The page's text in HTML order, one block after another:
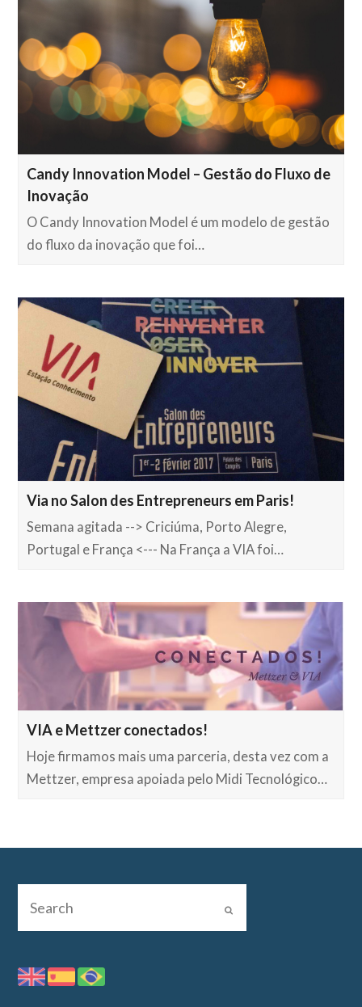
Candy Innovation Model – Gestão do Fluxo de
Inovação
O Candy Innovation Model é um modelo de gestão
do fluxo da inovação que foi…
Via no Salon des Entrepreneurs em Paris!
Semana agitada --> Criciúma, Porto Alegre,
Portugal e França <--- Na França a VIA foi…
VIA e Mettzer conectados!
Hoje firmamos mais uma parceria, desta vez com a
Mettzer, empresa apoiada pelo Midi Tecnológico…